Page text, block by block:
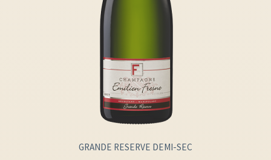
GRANDE RESERVE DEMI-SEC